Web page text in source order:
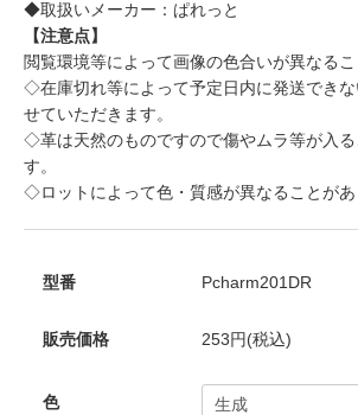
◆取扱いメーカー：ぱれっと
【注意点】
閲覧環境等によって画像の色合いが異なるこ
◇在庫切れ等によって予定日内に発送できな
せていただきます。
◇革は天然のものですので傷やムラ等が入る
す。
◇ロットによって色・質感が異なることがあ
型番 Pcharm201DR
販売価格 253円(税込)
色